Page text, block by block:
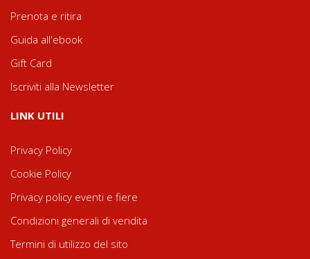
Prenota e ritira
Guida all'ebook
Gift Card
Iscriviti alla Newsletter
LINK UTILI
Privacy Policy
Cookie Policy
Privacy policy eventi e fiere
Condizioni generali di vendita
Termini di utilizzo del sito